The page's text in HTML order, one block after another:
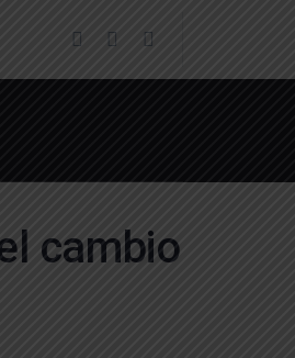
cambio